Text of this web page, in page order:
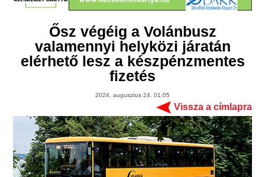
Ősz végéig a Volánbusz
valamennyi helyközi járatán
elérhető lesz a készpénzmentes
fizetés
2024. augusztus 24. 01:05
Vissza a címlapra